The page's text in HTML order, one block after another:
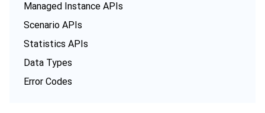
第三方
服务计划
Managed Instance APIs
Scenario APIs
Statistics APIs
Data Types
Error Codes